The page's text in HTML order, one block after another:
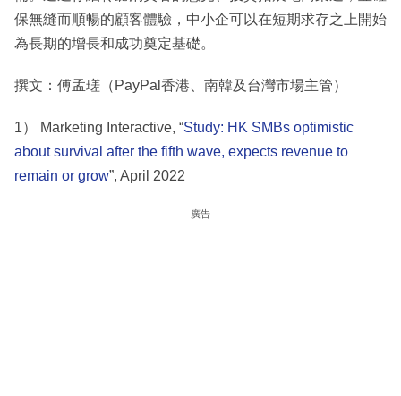
保無縫而順暢的顧客體驗，中小企可以在短期求存之上開始
為長期的增長和成功奠定基礎。
撰文：傅孟瑳（PayPal香港、南韓及台灣市場主管）
1） Marketing Interactive, “Study: HK SMBs optimistic
about survival after the fifth wave, expects revenue to
remain or grow”, April 2022
廣告